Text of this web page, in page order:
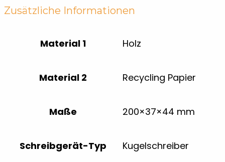
Zusätzliche Informationen
Material 1 Holz
Material 2 Recycling Papier
Maße 200×37×44 mm
Schreibgerät-Typ Kugelschreiber